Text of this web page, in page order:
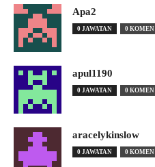
Apa2
0 JAWATAN 0 KOMEN
apul1190
0 JAWATAN 0 KOMEN
aracelykinslow
0 JAWATAN 0 KOMEN